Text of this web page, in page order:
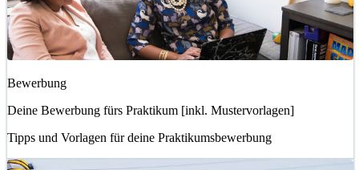
Bewerbung
Deine Bewerbung fürs Praktikum [inkl. Mustervorlagen]
Tipps und Vorlagen für deine Praktikumsbewerbung